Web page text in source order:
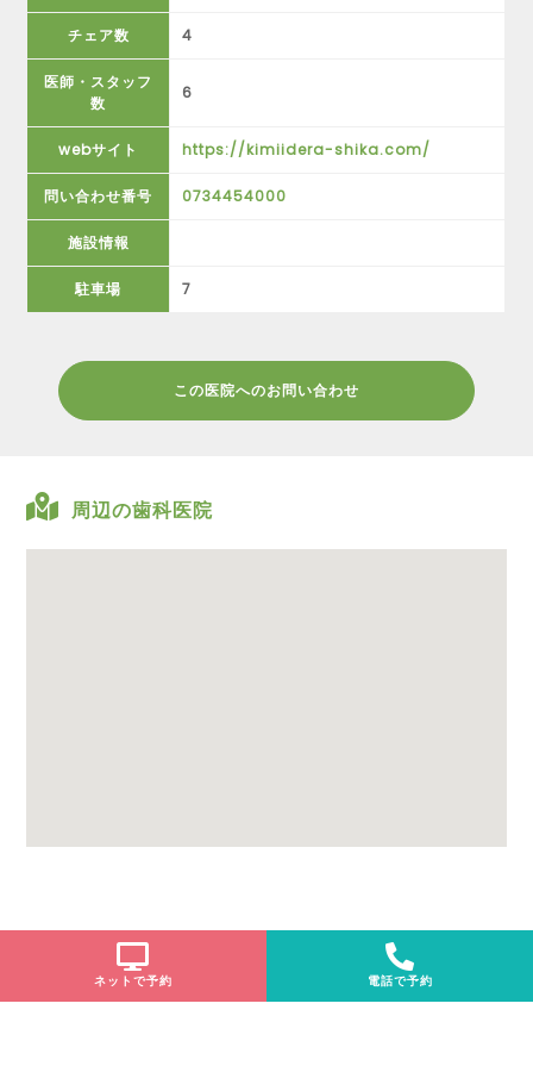
チェア数 4
医師・スタッフ
数
6
webサイト https://kimiidera-shika.com/
問い合わせ番号 0734454000
施設情報
駐車場 7
この医院へのお問い合わせ
周辺の歯科医院
ネットで予約 電話で予約